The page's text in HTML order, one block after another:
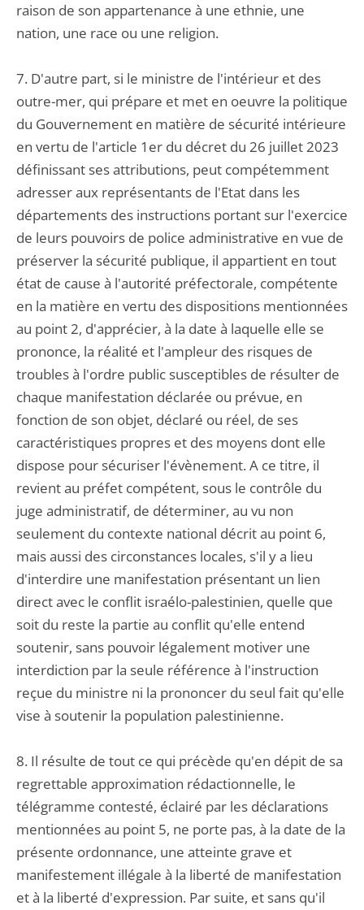
raison de son appartenance à une ethnie, une
nation, une race ou une religion.
7. D'autre part, si le ministre de l'intérieur et des
outre-mer, qui prépare et met en oeuvre la politique
du Gouvernement en matière de sécurité intérieure
en vertu de l'article 1er du décret du 26 juillet 2023
définissant ses attributions, peut compétemment
adresser aux représentants de l'Etat dans les
départements des instructions portant sur l'exercice
de leurs pouvoirs de police administrative en vue de
préserver la sécurité publique, il appartient en tout
état de cause à l'autorité préfectorale, compétente
en la matière en vertu des dispositions mentionnées
au point 2, d'apprécier, à la date à laquelle elle se
prononce, la réalité et l'ampleur des risques de
troubles à l'ordre public susceptibles de résulter de
chaque manifestation déclarée ou prévue, en
fonction de son objet, déclaré ou réel, de ses
caractéristiques propres et des moyens dont elle
dispose pour sécuriser l'évènement. A ce titre, il
revient au préfet compétent, sous le contrôle du
juge administratif, de déterminer, au vu non
seulement du contexte national décrit au point 6,
mais aussi des circonstances locales, s'il y a lieu
d'interdire une manifestation présentant un lien
direct avec le conflit israélo-palestinien, quelle que
soit du reste la partie au conflit qu'elle entend
soutenir, sans pouvoir légalement motiver une
interdiction par la seule référence à l'instruction
reçue du ministre ni la prononcer du seul fait qu'elle
vise à soutenir la population palestinienne.
8. Il résulte de tout ce qui précède qu'en dépit de sa
regrettable approximation rédactionnelle, le
télégramme contesté, éclairé par les déclarations
mentionnées au point 5, ne porte pas, à la date de la
présente ordonnance, une atteinte grave et
manifestement illégale à la liberté de manifestation
et à la liberté d'expression. Par suite, et sans qu'il